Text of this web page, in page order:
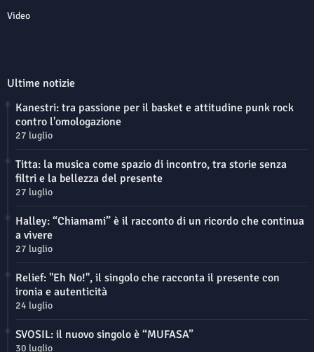
Video
Ultime notizie
Kanestri: tra passione per il basket e attitudine punk rock
contro l'omologazione
27 luglio
Titta: la musica come spazio di incontro, tra storie senza
filtri e la bellezza del presente
27 luglio
Halley: “Chiamami” è il racconto di un ricordo che continua
a vivere
27 luglio
Relief: "Eh No!", il singolo che racconta il presente con
ironia e autenticità
24 luglio
SVOSIL: il nuovo singolo è “MUFASA”
30 luglio